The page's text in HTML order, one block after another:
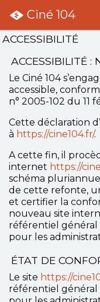
Ciné 104
ACCESSIBILITÉ
ACCESSIBILITÉ :
Le Ciné 104
accessible,
n° 2005-102 du 11
Cette déclaration
à https://cine104.fr/.
A cette fin, il
internet https://
schéma
de cette refonte,
et certifier la
nouveau site
référentiel général
pour les
ÉTAT DE
Le site https://
référentiel général